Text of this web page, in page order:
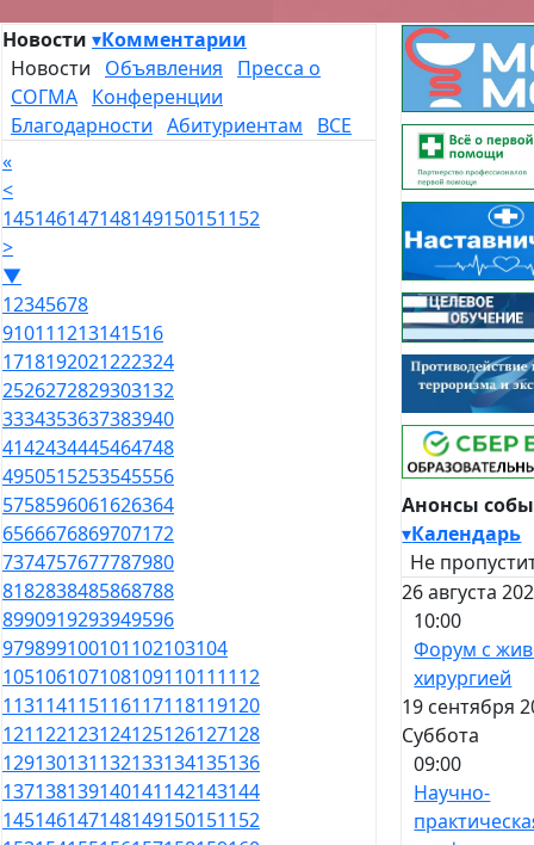
Новости ▾Комментарии
Новости Объявления
Пресса о
СОГМА Конференции
Благодарности Абитуриентам
ВСЕ
«
<
145146147148149150151152
>
▼
12345678
910111213141516
1718192021222324
2526272829303132
3334353637383940
4142434445464748
4950515253545556
5758596061626364
6566676869707172
7374757677787980
8182838485868788
8990919293949596
979899100101102103104
105106107108109110111112
113114115116117118119120
121122123124125126127128
129130131132133134135136
137138139140141142143144
145146147148149150151152
Анонсы
▾Календарь
Не
26 августа
10:00
Форум с
хирургией
19 сентября
Суббота
09:00
Научно-